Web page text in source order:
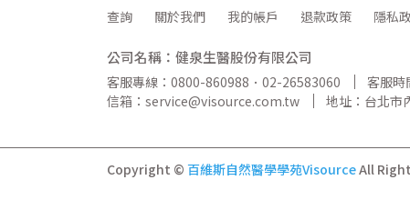
查詢 關於我們 我的帳戶 退款政策 隱私
公司名稱：健泉生醫股份有限公司
客服專線：0800-860988．02-26583060
客服時
信箱：service@visource.com.tw
地址：台北市
Copyright © 百維斯自然醫學學苑VisourceAll